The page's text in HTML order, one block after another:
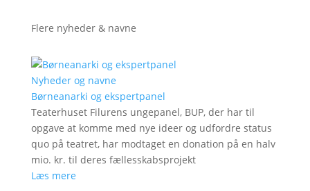
Flere nyheder & navne
Nyheder og navne
Børneanarki og ekspertpanel
Teaterhuset Filurens ungepanel, BUP, der har til
opgave at komme med nye ideer og udfordre status
quo på teatret, har modtaget en donation på en halv
mio. kr. til deres fællesskabsprojekt
Læs mere